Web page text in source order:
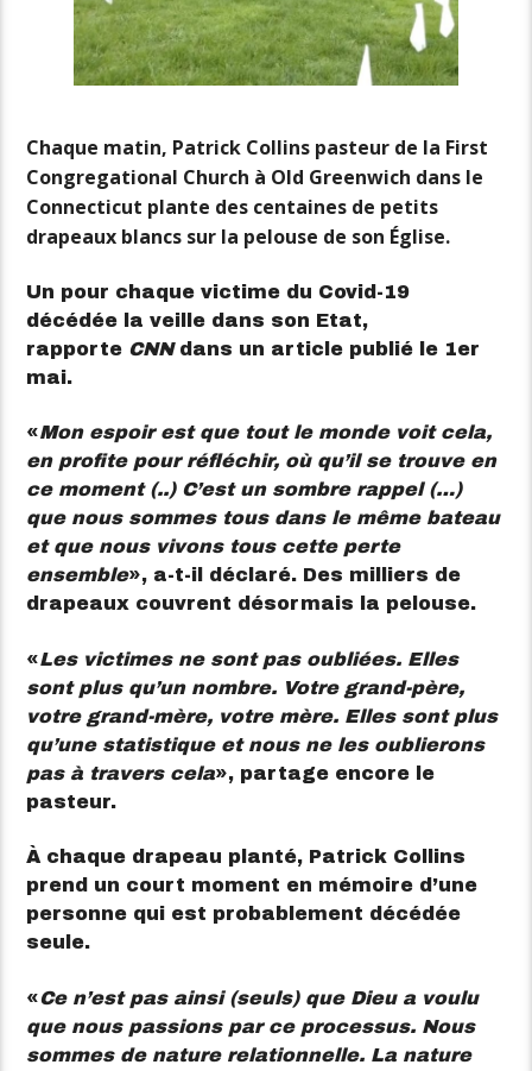
Chaque matin, Patrick Collins pasteur de la First
Congregational Church à Old Greenwich dans le
Connecticut plante des centaines de petits
drapeaux blancs sur la pelouse de son Église.
Un pour chaque victime du Covid-19
décédée la veille dans son Etat,
rapporte CNNdans un article publié le 1er
mai.
«Mon espoir est que tout le monde voit cela,
en profite pour réfléchir, où qu’il se trouve en
ce moment (..) C’est un sombre rappel (…)
que nous sommes tous dans le même bateau
et que nous vivons tous cette perte
ensemble», a-t-il déclaré. Des milliers de
drapeaux couvrent désormais la pelouse.
«Les victimes ne sont pas oubliées. Elles
sont plus qu’un nombre. Votre grand-père,
votre grand-mère, votre mère. Elles sont plus
qu’une statistique et nous ne les oublierons
pas à travers cela», partage encore le
pasteur.
À chaque drapeau planté, Patrick Collins
prend un court moment en mémoire d’une
personne qui est probablement décédée
seule.
«Ce n’est pas ainsi (seuls) que Dieu a voulu
que nous passions par ce processus. Nous
sommes de nature relationnelle. La nature